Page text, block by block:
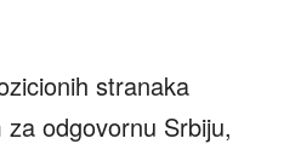
stranaka
odgovornu Srbiju,